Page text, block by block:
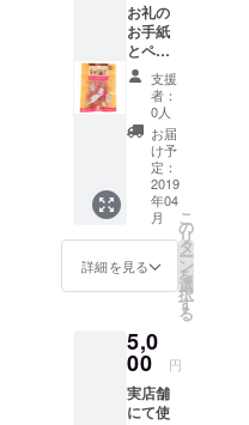
お礼の
お手紙
とペッ
トのお
やつ
（３
つ）を
お送り
しま
す。
支援
者：
0人
お届
け予
定：
2019
年04
月
詳細を見る
こ
の
リ
タ
ー
ン
を
選
択
す
る
5,0
00 円
実店舗
にて使